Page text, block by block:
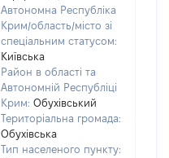
Автономна Республіка
Крим/область/місто зі
спеціальним статусом:
Київська
Район в області та
Автономній Республіці
Крим: Обухівський
Територіальна громада:
Обухівська
Тип населеного пункту: